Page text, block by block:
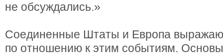
не обсуждались.»
Соединенные Штаты и Европа
по отношению к этим событиям.